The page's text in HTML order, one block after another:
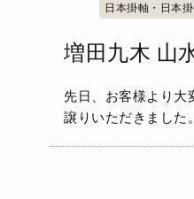
日本掛軸・日本
増田九木 山
先日、お客様より大
譲りいただきました